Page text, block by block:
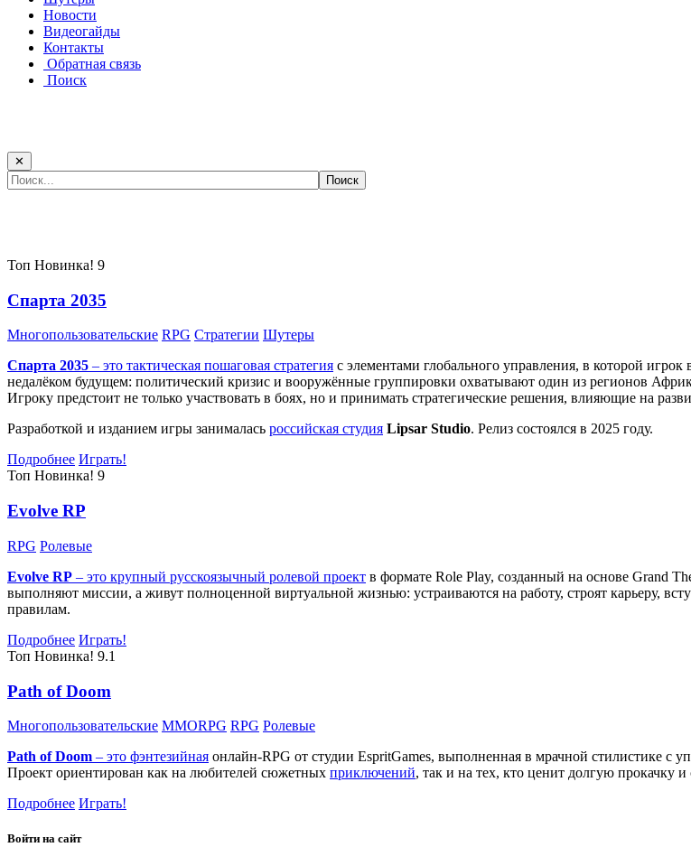
Новости
Видеогайды
Контакты
Обратная связь
Поиск
✕
Топ Новинка! 9
Спарта 2035
Многопользовательские RPG Стратегии Шутеры
Спарта 2035 – это тактическая пошаговая стратегия с элементами глобального управления, в которой
недалёком будущем: политический кризис и вооружённые группировки охватывают один из регионов
Игроку предстоит не только участвовать в боях, но и принимать стратегические решения, влияющие на
Разработкой и изданием игры занималась российская студия Lipsar Studio. Релиз состоялся в 2025 году.
Подробнее Играть!
Топ Новинка! 9
Evolve RP
RPG Ролевые
Evolve RP – это крупный русскоязычный ролевой проект в формате Role Play, созданный на основе Grand
выполняют миссии, а живут полноценной виртуальной жизнью: устраиваются на работу, строят карьеру,
правилам.
Подробнее Играть!
Топ Новинка! 9.1
Path of Doom
Многопользовательские MMORPG RPG Ролевые
Path of Doom – это фэнтезийная онлайн-RPG от студии EspritGames, выполненная в мрачной стилистике с
Проект ориентирован как на любителей сюжетных приключений, так и на тех, кто ценит долгую прокачку
Подробнее Играть!
Войти на сайт